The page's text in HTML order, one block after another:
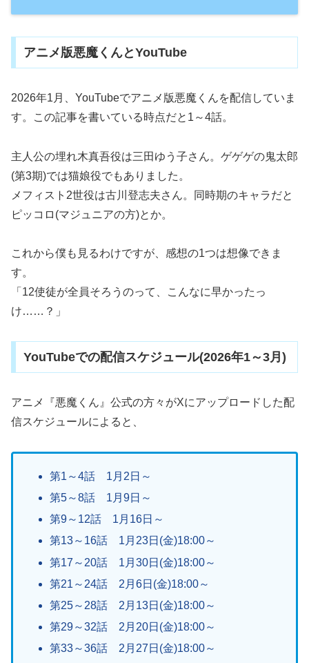
アニメ版悪魔くんとYouTube
2026年1月、YouTubeでアニメ版悪魔くんを配信していま
す。この記事を書いている時点だと1～4話。
主人公の埋れ木真吾役は三田ゆう子さん。ゲゲゲの鬼太郎
(第3期)では猫娘役でもありました。
メフィスト2世役は古川登志夫さん。同時期のキャラだと
ピッコロ(マジュニアの方)とか。
これから僕も見るわけですが、感想の1つは想像できま
す。
「12使徒が全員そろうのって、こんなに早かったっ
け……？」
YouTubeでの配信スケジュール(2026年1～3月)
アニメ『悪魔くん』公式の方々がXにアップロードした配
信スケジュールによると、
第1～4話 1月2日～
第5～8話 1月9日～
第9～12話 1月16日～
第13～16話 1月23日(金)18:00～
第17～20話 1月30日(金)18:00～
第21～24話 2月6日(金)18:00～
第25～28話 2月13日(金)18:00～
第29～32話 2月20日(金)18:00～
第33～36話 2月27日(金)18:00～